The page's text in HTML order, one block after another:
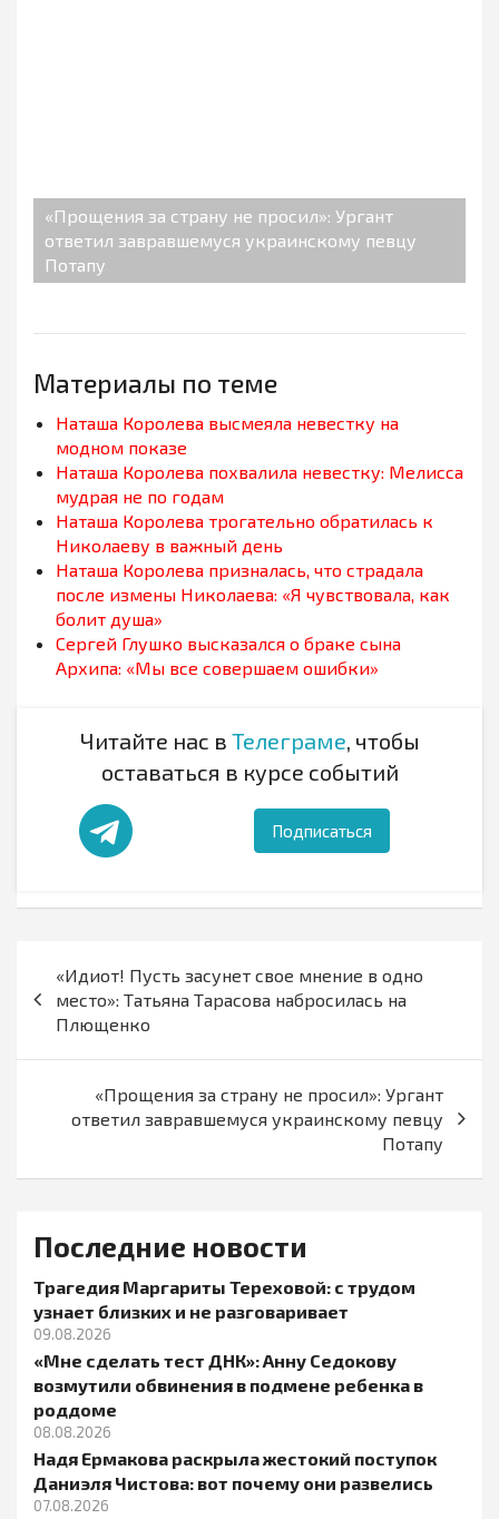
«Прощения за страну не просил»: Ургант
ответил завравшемуся украинскому певцу
Потапу
Материалы по теме
Наташа Королева высмеяла невестку на
модном показе
Наташа Королева похвалила невестку: Мелисса
мудрая не по годам
Наташа Королева трогательно обратилась к
Николаеву в важный день
Наташа Королева призналась, что страдала
после измены Николаева: «Я чувствовала, как
болит душа»
Сергей Глушко высказался о браке сына
Архипа: «Мы все совершаем ошибки»
Читайте нас в Телеграме , чтобы
оставаться в курсе событий
Подписаться
по
записям
«Идиот! Пусть засунет свое мнение в одно
место»: Татьяна Тарасова набросилась на
Плющенко
«Прощения за страну не просил»: Ургант
ответил завравшемуся украинскому певцу
Потапу
Последние новости
Трагедия Маргариты Тереховой: с трудом
узнает близких и не разговаривает
09.08.2026
«Мне сделать тест ДНК»: Анну Седокову
возмутили обвинения в подмене ребенка в
роддоме
08.08.2026
Надя Ермакова раскрыла жестокий поступок
Даниэля Чистова: вот почему они развелись
07.08.2026